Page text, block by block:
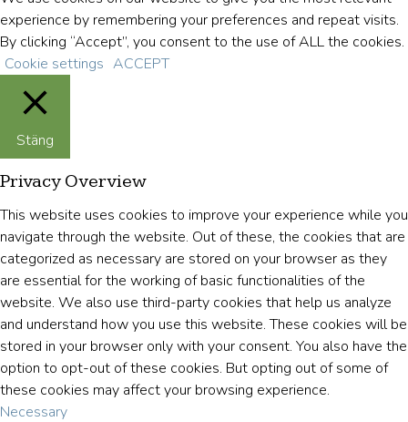
experience by remembering your preferences and repeat visits.
By clicking “Accept”, you consent to the use of ALL the cookies.
Cookie settings ACCEPT
Stäng
Privacy Overview
This website uses cookies to improve your experience while you
navigate through the website. Out of these, the cookies that are
categorized as necessary are stored on your browser as they
are essential for the working of basic functionalities of the
website. We also use third-party cookies that help us analyze
and understand how you use this website. These cookies will be
stored in your browser only with your consent. You also have the
option to opt-out of these cookies. But opting out of some of
these cookies may affect your browsing experience.
Necessary